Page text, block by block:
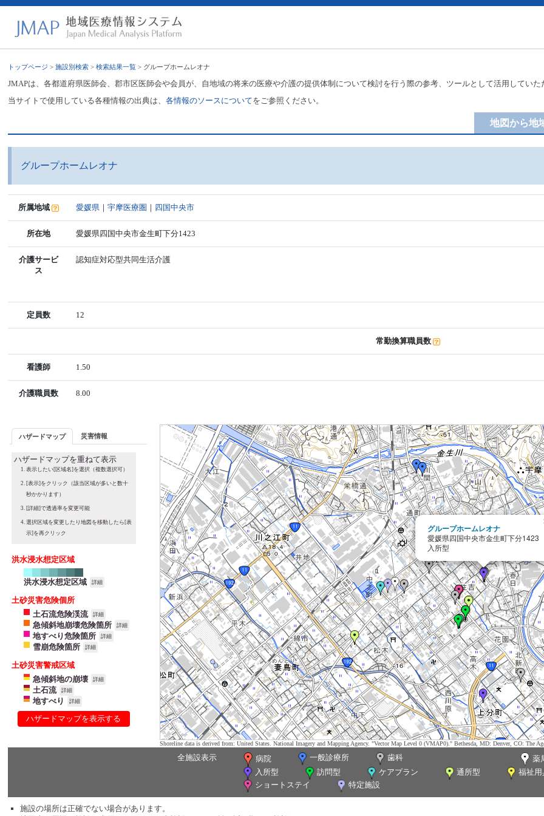
トップページ >施設別検索 >検索結果一覧 > グループホームレオナ
JMAPは、各都道府県医師会、郡市区医師会や会員が、自地域の将来の医療や介護の提供体制について検討を行う際の参考、ツールとして活用してい
当サイトで使用している各種情報の出典は、各情報のソースについてをご参照ください。
地図から地
グループホームレオナ
所属地域 愛媛県 ｜宇摩医療圏 ｜ 四国中央市
所在地 愛媛県四国中央市金生町下分1423
介護サービ
ス
認知症対応型共同生活介護
定員数 12
常勤換算職員数
看護師 1.50
介護職員数 8.00
ハザードマップ 災害情報
ハザードマップを重ねて表示
表示したい[区域名]を選択（複数選択可）
[表示]をクリック（該当区域が多いと数十
秒かかります）
[詳細]で透過率を変更可能
選択区域を変更したり地図を移動したら[表
示]を再クリック
洪水浸水想定区域
洪水浸水想定区域 詳細
土砂災害危険個所
土石流危険渓流
詳細
急傾斜地崩壊危険箇所 詳細
地すべり危険箇所 詳細
雪崩危険箇所 詳細
土砂災害警戒区域
急傾斜地の崩壊
詳細
土石流 詳細
地すべり 詳細
ハザードマップを表示する
グループホームレオナ
愛媛県四国中央市金生町下分1423
入所型
Shoreline data is derived from: United States. National Imagery and Mapping Agency. "Vector Map Level 0 (VMAP0)." Bethesda, MD: Denver, CO: The
全施設表示 病院 一般診療所 歯科
薬
入所型
訪問型 ケアプラン 通所型
福祉用
ショートステイ
特定施設
施設の場所は正確でない場合があります。